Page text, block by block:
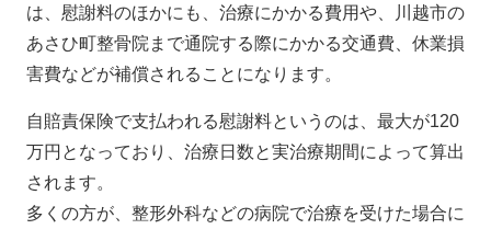
は、慰謝料のほかにも、治療にかかる費用や、川越市の
あさひ町整骨院まで通院する際にかかる交通費、休業損
害費などが補償されることになります。
自賠責保険で支払われる慰謝料というのは、最大が120
万円となっており、治療日数と実治療期間によって算出
されます。
多くの方が、整形外科などの病院で治療を受けた場合に